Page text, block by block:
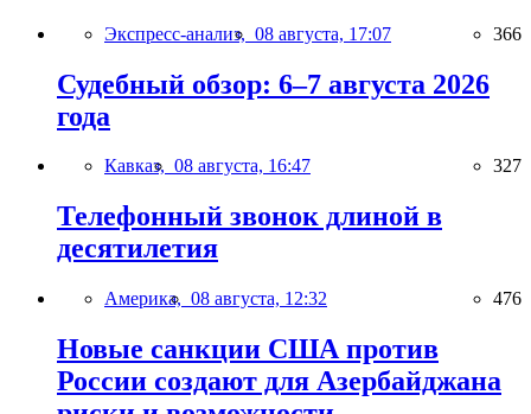
Экспресс-анализ, 08 августа, 17:07 366
Судебный обзор: 6–7 августа 2026
года
Кавказ, 08 августа, 16:47 327
Телефонный звонок длиной в
десятилетия
Америка, 08 августа, 12:32 476
Новые санкции США против
России создают для Азербайджана